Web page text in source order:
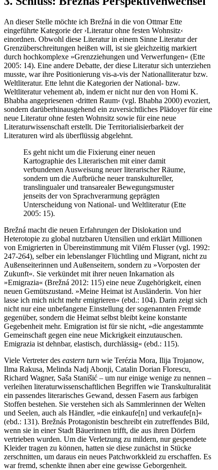
An dieser Stelle möchte ich Brežná in die von Ottmar Ette
eingeführte Kategorie der ›Literatur ohne festen Wohnsitz‹
einordnen. Obwohl diese Literatur in einem Sinne Literatur der
Grenzüberschreitungen heißen will, ist sie gleichzeitig markiert
durch hochkomplexe »Grenzziehungen und Verwerfungen« (Ette
2005: 14). Eine andere Debatte, der diese Literatur sich unterziehen
musste, war ihre Positionierung vis-a-vis der Nationalliteratur bzw.
Weltliteratur. Ette lehnt die Kategorien der National- bzw.
Weltliteratur vehement ab, indem er nicht nur den von Homi K.
Bhabha angepriesenen ›dritten Raum‹ (vgl. Bhabha 2000) evoziert,
sondern darüberhinausgehend ein zuversichtliches Plädoyer für eine
neue Literatur ohne festen Wohnsitz sowie für eine neue
Literaturwissenschaft erstellt. Die Territorialisierbarkeit der
Literaturen wird als überflüssig abgelehnt.
Es geht nicht um die Fixierung einer neuen
Kartographie des Literarischen mit einer damit
verbundenen Ausweisung neuer literarischer Räume,
sondern um die Aufbrüche neuer transkultureller,
translingualer und transarealer Bewegungsmuster
jenseits der von Sprachverarmung geprägten
Unterscheidung von National- und Weltliteratur (Ette
2005: 15).
Brežná macht die neuen Erfahrungen der Dislokation und
Heterotopie zu global nutzbaren Utensilien und erklärt Millionen
von Emigrierten in Übereinstimmung mit Vilém Flusser (vgl. 1992:
247-264), selber ein lebenslanger Flüchtling und Migrant, nicht zu
Außenseiterinnen und Außenseitern, sondern zu »Vorposten der
Zukunft«. Sie verkündet mit ihrer neuen Inkarnation als
»Emigrazia« (Brežná 2012: 115) eine neue Zugehörigkeit, einen
neuen Gemütszustand. »Meine Heimat ist Ausländerin. Von hier
lasse ich mich nicht mehr emigrieren« (ebd.: 104). Darin zeigt sich
nicht nur eine unbefangene Einstellung der sogenannten Fremde
gegenüber, sondern die Heimat selbst bleibt keine konstante
Gegebenheit mehr. Emigration ist für sie nicht, »die angestammte
Gemeinschaft gegen eine neue Mickrigkeit einzutauschen.
Emigrazia ist dehnbar, elastisch, durchlässig« (ebd.: 115).
Viele Vertreter des eastern turn wie Terézia Mora, Ilija Trojanow,
Ilma Rakusa, Melinda Nadj Abonji, Catalin Dorian Florescu,
Richard Wagner, Saša Stanišić – um nur einige wenige zu nennen –
verleihen literaturwissenschaftlichen Begriffen wie Transkulturalität
ein passendes literarisches Gewand, dessen Fasern aus farbigen
Stoffen bestehen. Sie verstehen sich als Sammlerinnen der Welten
und Seelen, auch als Händler, »die einkaufe[n] und verkaufe[n]«
(ebd.: 131). Brežnás Protagonistin beschreibt ein zutreffendes Bild,
wenn sie in einer Stadt Bäuerinnen trifft, die aus ihren Dörfern
vertrieben wurden. Um die Verletzung zu mildern, nur gespendete
Kleider tragen zu können, hatten sie diese zunächst in Stücke
zerschnitten, um daraus ein neues Patchworkkleid zu erschaffen. Es
war fremd, schenkte ihnen aber eine gewisse Geborgenheit.